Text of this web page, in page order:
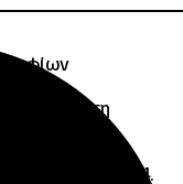
για τη
της
ΟΠΣ 6003234.